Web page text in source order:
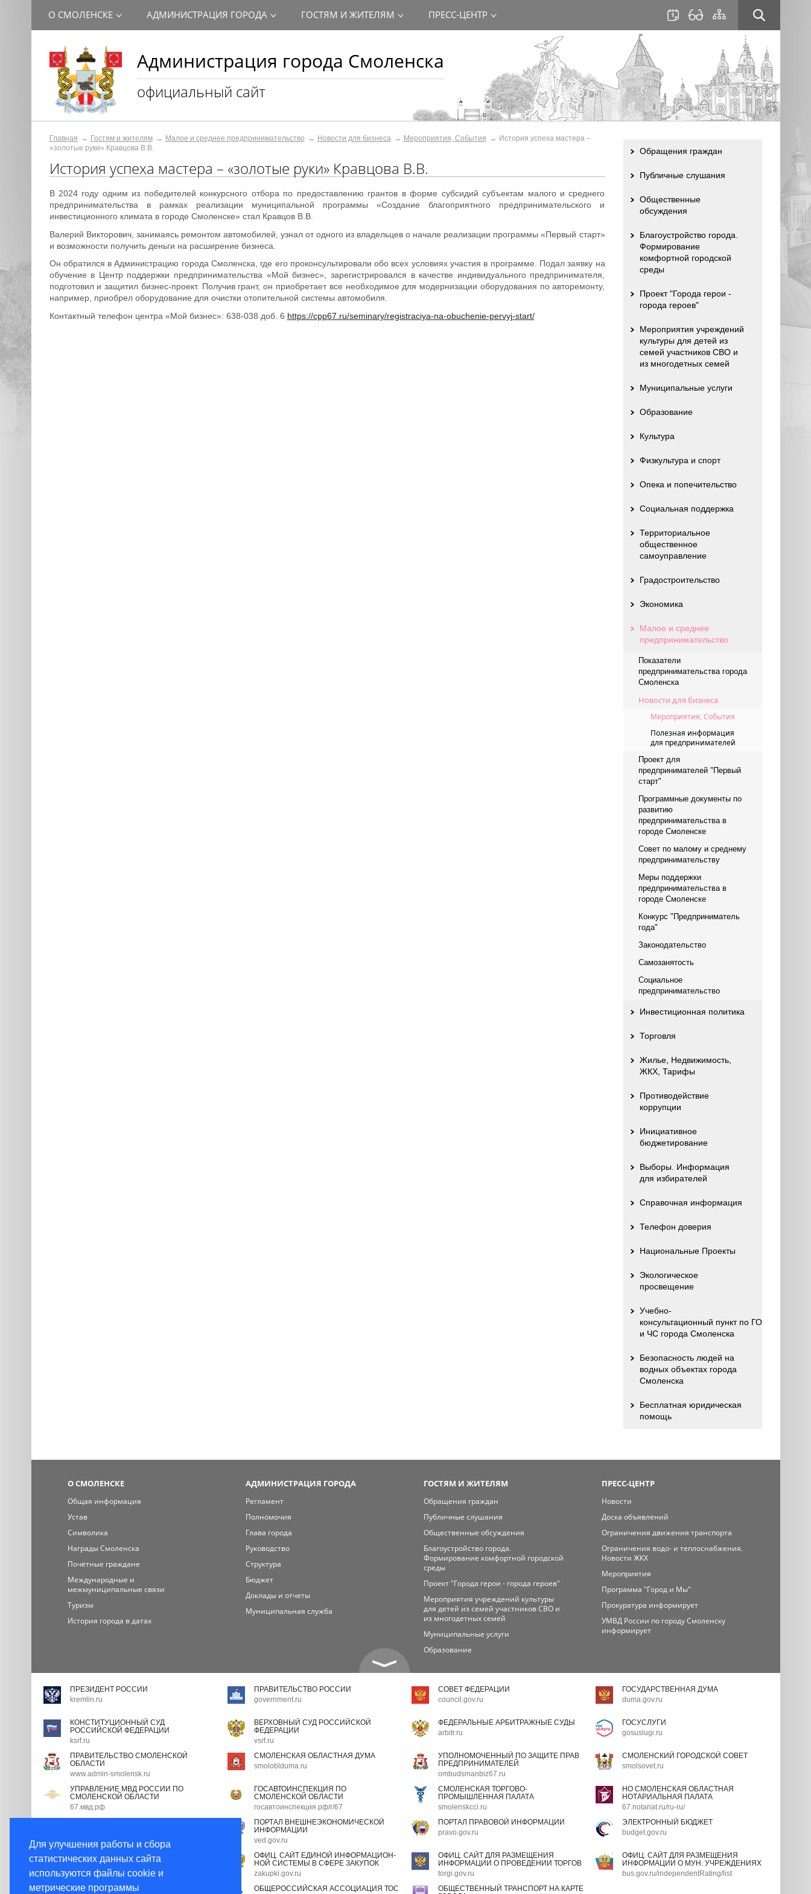
Для улучшения работы и сбора
статистических данных сайта
используются файлы cookie и
метрические программы
Администрация города Смоленска
официальный сайт
О СМОЛЕНСКЕ АДМИНИСТРАЦИЯ ГОРОДА ГОСТЯМ И ЖИТЕЛЯМ ПРЕСС-ЦЕНТР
Главная Гостям и жителям Малое и среднее предпринимательство Новости для бизнеса Мероприятия, События
История успеха мастера –
«золотые руки» Кравцова В.В.
История успеха мастера – «золотые руки» Кравцова В.В.
В 2024 году одним из победителей конкурсного отбора по предоставлению грантов в форме субсидий субъектам малого и среднего
предпринимательства в рамках реализации муниципальной программы «Создание благоприятного предпринимательского и
инвестиционного климата в городе Смоленске» стал Кравцов В.В.
Валерий Викторович, занимаясь ремонтом автомобилей, узнал от одного из владельцев о начале реализации программы «Первый старт»
и возможности получить деньги на расширение бизнеса.
Он обратился в Администрацию города Смоленска, где его проконсультировали обо всех условиях участия в программе. Подал заявку на
обучение в Центр поддержки предпринимательства «Мой бизнес», зарегистрировался в качестве индивидуального предпринимателя,
подготовил и защитил бизнес-проект. Получив грант, он приобретает все необходимое для модернизации оборудования по авторемонту,
например, приобрел оборудование для очистки отопительной системы автомобиля.
Контактный телефон центра «Мой бизнес»: 638-038 доб. 6 https://cpp67.ru/seminary/registraciya-na-obuchenie-pervyj-start/
Обращения граждан
Публичные слушания
Общественные
обсуждения
Благоустройство города.
Формирование
комфортной городской
среды
Проект "Города герои -
города героев"
Мероприятия учреждений
культуры для детей из
семей участников СВО и
из многодетных семей
Муниципальные услуги
Образование
Культура
Физкультура и спорт
Опека и попечительство
Социальная поддержка
Территориальное
общественное
самоуправление
Градостроительство
Экономика
Малое и среднее
предпринимательство
Показатели
предпринимательства города
Смоленска
Новости для бизнеса
Мероприятия, События
Полезная информация
для предпринимателей
Проект для
предпринимателей "Первый
старт"
Программные документы по
развитию
предпринимательства в
городе Смоленске
Совет по малому и среднему
предпринимательству
Меры поддержки
предпринимательства в
городе Смоленске
Конкурс "Предприниматель
года"
Законодательство
Самозанятость
Социальное
предпринимательство
Инвестиционная политика
Торговля
Жилье, Недвижимость,
ЖКХ, Тарифы
Противодействие
коррупции
Инициативное
бюджетирование
Выборы. Информация
для избирателей
Справочная информация
Телефон доверия
Национальные Проекты
Экологическое
просвещение
Учебно-
консультационный пункт по ГО
и ЧС города Смоленска
Безопасность людей на
водных объектах города
Смоленска
Бесплатная юридическая
помощь
О СМОЛЕНСКЕ
Общая информация
Устав
Символика
Награды Смоленска
Почётные граждане
Международные и
межмуниципальные связи
Туризм
История города в датах
АДМИНИСТРАЦИЯ ГОРОДА
Регламент
Полномочия
Глава города
Руководство
Структура
Бюджет
Доклады и отчеты
Муниципальная служба
ГОСТЯМ И ЖИТЕЛЯМ
Обращения граждан
Публичные слушания
Общественные обсуждения
Благоустройство города.
Формирование комфортной городской
среды
Проект "Города герои - города героев"
Мероприятия учреждений культуры
для детей из семей участников СВО и
из многодетных семей
Муниципальные услуги
Образование
ПРЕСС-ЦЕНТР
Новости
Доска объявлений
Ограничения движения транспорта
Ограничения водо- и теплоснабжения.
Новости ЖКХ
Мероприятия
Программа "Город и Мы"
Прокуратура информирует
УМВД России по городу Смоленску
информирует
ПРЕЗИДЕНТ РОССИИ
kremlin.ru
ПРАВИТЕЛЬСТВО РОССИИ
government.ru
СОВЕТ ФЕДЕРАЦИИ
council.gov.ru
ГОСУДАРСТВЕННАЯ ДУМА
duma.gov.ru
КОНСТИТУЦИОННЫЙ СУД
РОССИЙСКОЙ ФЕДЕРАЦИИ
ksrf.ru
ВЕРХОВНЫЙ СУД РОССИЙСКОЙ
ФЕДЕРАЦИИ
vsrf.ru
ФЕДЕРАЛЬНЫЕ АРБИТРАЖНЫЕ СУДЫ
arbitr.ru
ГОСУСЛУГИ
gosuslugi.ru
ПРАВИТЕЛЬСТВО СМОЛЕНСКОЙ
ОБЛАСТИ
www.admin-smolensk.ru
СМОЛЕНСКАЯ ОБЛАСТНАЯ ДУМА
smoloblduma.ru
УПОЛНОМОЧЕННЫЙ ПО ЗАЩИТЕ ПРАВ
ПРЕДПРИНИМАТЕЛЕЙ
ombudsmanbiz67.ru
СМОЛЕНСКИЙ ГОРОДСКОЙ СОВЕТ
smolsovet.ru
УПРАВЛЕНИЕ МВД РОССИИ ПО
СМОЛЕНСКОЙ ОБЛАСТИ
67.мвд.рф
ГОСАВТОИНСПЕКЦИЯ ПО
СМОЛЕНСКОЙ ОБЛАСТИ
госавтоинспекция.рф/r/67
СМОЛЕНСКАЯ ТОРГОВО-
ПРОМЫШЛЕННАЯ ПАЛАТА
smolenskcci.ru
НО СМОЛЕНСКАЯ ОБЛАСТНАЯ
НОТАРИАЛЬНАЯ ПАЛАТА
67.notariat.ru/ru-ru/
gossluzhba.gov.ru
ПОРТАЛ ВНЕШНЕЭКОНОМИЧЕСКОЙ
ИНФОРМАЦИИ
ved.gov.ru
ПОРТАЛ ПРАВОВОЙ ИНФОРМАЦИИ
pravo.gov.ru
ЭЛЕКТРОННЫЙ БЮДЖЕТ
budget.gov.ru
ЭКСПЕРТНЫЙ СОВЕТ ПРИ
ПРАВИТЕЛЬСТВЕ РФ
open.gov.ru
ОФИЦ. САЙТ ЕДИНОЙ ИНФОРМАЦИОН-
НОЙ СИСТЕМЫ В СФЕРЕ ЗАКУПОК
zakupki.gov.ru
ОФИЦ. САЙТ ДЛЯ РАЗМЕЩЕНИЯ
ИНФОРМАЦИИ О ПРОВЕДЕНИИ ТОРГОВ
torgi.gov.ru
ОФИЦ. САЙТ ДЛЯ РАЗМЕЩЕНИЯ
ИНФОРМАЦИИ О МУН. УЧРЕЖДЕНИЯХ
bus.gov.ru/independentRating/list
НОРМАТИВНЫЕ ПРАВОВЫЕ АКТЫ В
ОБЩЕРОССИЙСКАЯ АССОЦИАЦИЯ ТОС
ОБЩЕСТВЕННЫЙ ТРАНСПОРТ НА КАРТЕ